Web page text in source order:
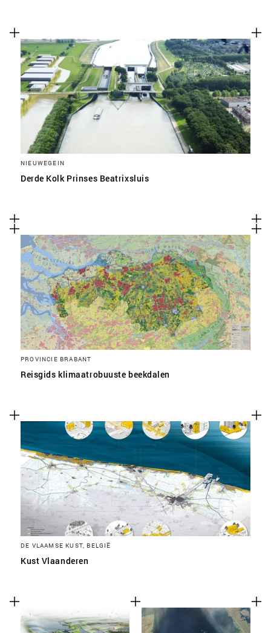
NIEUWEGEIN
Derde Kolk Prinses Beatrixsluis
PROVINCIE BRABANT
Reisgids klimaatrobuuste beekdalen
DE VLAAMSE KUST, BELGIË
Kust Vlaanderen